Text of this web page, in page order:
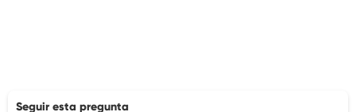
Seguir esta pregunta